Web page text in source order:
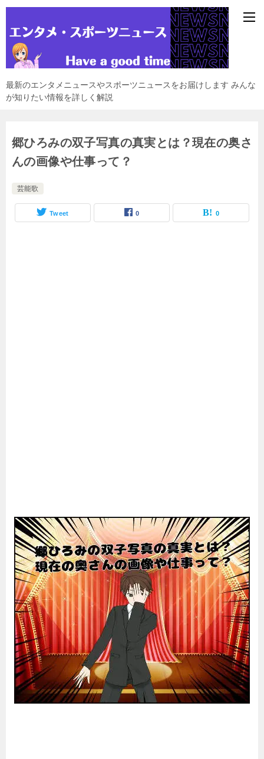
最新のエンタメニュースやスポーツニュースをお届けします みんな
が知りたい情報を詳しく解説
郷ひろみの双子写真の真実とは？現在の奥さ
んの画像や仕事って？
芸能歌
Tweet 0 0